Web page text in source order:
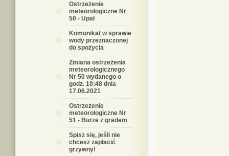
Ostrzeżenie
meteorologiczne Nr
50 - Upał
Komunikat w sprawie
wody przeznaczonej
do spożycia
Zmiana ostrzeżenia
meteorologicznego
Nr 50 wydanego o
godz. 10:48 dnia
17.06.2021
Ostrzeżenie
meteorologiczne Nr
51 - Burze z gradem
Spisz się, jeśli nie
chcesz zapłacić
grzywny!